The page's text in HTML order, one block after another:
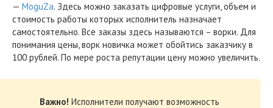
— MoguZa. Здесь можно заказать цифровые услуги, объем и
стоимость работы которых исполнитель назначает
самостоятельно. Все заказы здесь называются – ворки. Для
понимания цены, ворк новичка может обойтись заказчику в
100 рублей. По мере роста репутации цену можно увеличить.
Важно! Исполнители получают возможность